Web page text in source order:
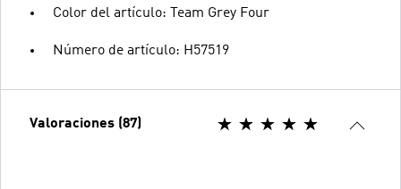
Color del artículo: Team Grey Four
Número de artículo: H57519
Valoraciones (87)